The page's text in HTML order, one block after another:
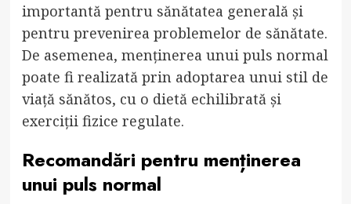
importantă pentru sănătatea generală și
pentru prevenirea problemelor de sănătate.
De asemenea, menținerea unui puls normal
poate fi realizată prin adoptarea unui stil de
viață sănătos, cu o dietă echilibrată și
exerciții fizice regulate.
Recomandări pentru menținerea
unui puls normal